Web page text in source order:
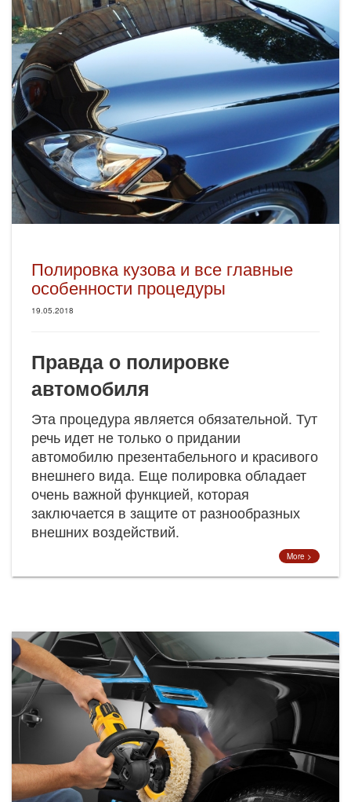
Полировка кузова и все главные
особенности процедуры
19.05.2018
Правда о полировке
автомобиля
Эта процедура является обязательной. Тут
речь идет не только о придании
автомобилю презентабельного и красивого
внешнего вида. Еще полировка обладает
очень важной функцией, которая
заключается в защите от разнообразных
внешних воздействий.
More >